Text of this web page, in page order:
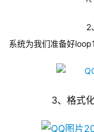
2、
系统为我们准备好
3、格式化